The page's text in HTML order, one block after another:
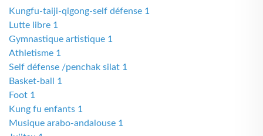
Kungfu-taiji-qigong-self défense 1
Lutte libre 1
Gymnastique artistique 1
Athletisme 1
Self défense /penchak silat 1
Basket-ball 1
Foot 1
Kung fu enfants 1
Musique arabo-andalouse 1